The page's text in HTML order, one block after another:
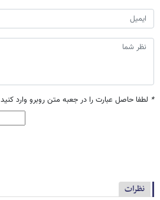
* لطفا حاصل عبارت را در جعبه متن روبرو وارد کنید
نظرات